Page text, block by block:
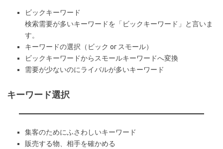
ビックキーワード
検索需要が多いキーワードを「ビックキーワード」と言いま
す。
キーワードの選択（ビック or スモール）
ビックキーワードからスモールキーワードへ変換
需要が少ないのにライバルが多いキーワード
キーワード選択
集客のためにふさわしいキーワード
販売する物、相手を確かめる